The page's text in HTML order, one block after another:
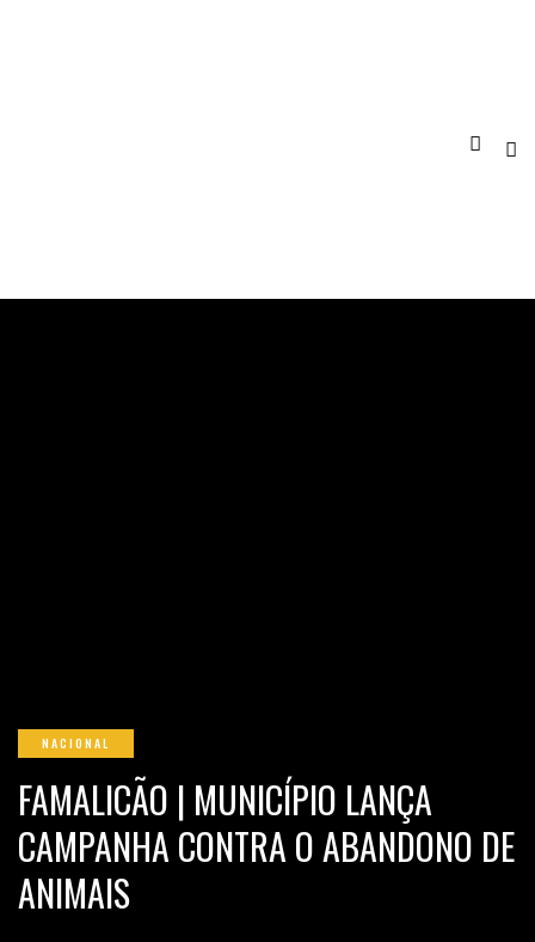
NACIONAL
FAMALICÃO | MUNICÍPIO LANÇA
CAMPANHA CONTRA O ABANDONO DE
ANIMAIS